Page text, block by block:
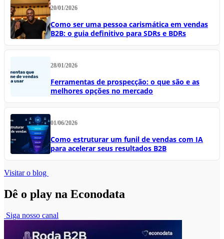
20/01/2026
Como ser uma pessoa carismática em vendas
B2B: o guia definitivo para SDRs e BDRs
28/01/2026
Ferramentas de prospecção: o que são e as
melhores opções no mercado
01/06/2026
Como estruturar um funil de vendas com IA
para acelerar seus resultados B2B
Visitar o blog
Dê o play na Econodata
Siga nosso canal